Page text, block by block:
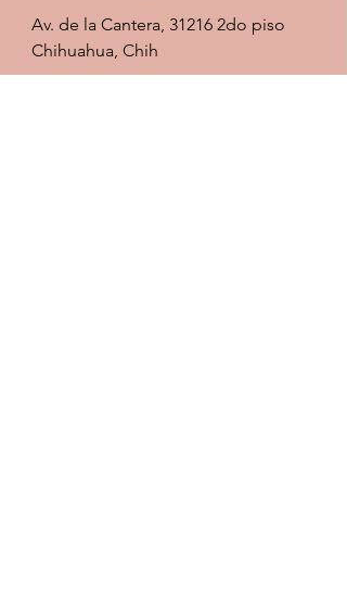
Av. de la Cantera, 31216 2do piso
Chihuahua, Chih